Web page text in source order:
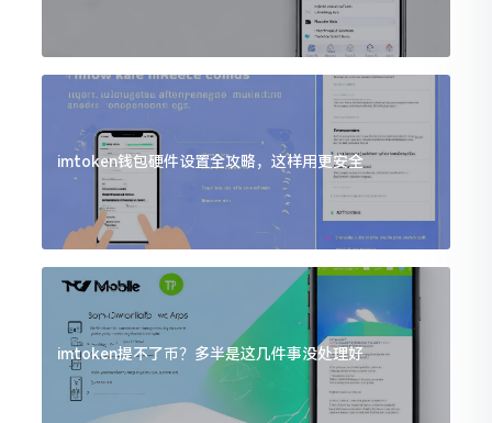
imtoken钱包硬件设置全攻略，这样用更安全
imtoken提不了币？多半是这几件事没处理好